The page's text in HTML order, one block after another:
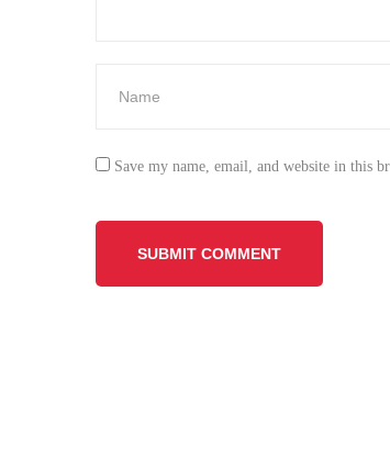
Save my name, email, and website in this